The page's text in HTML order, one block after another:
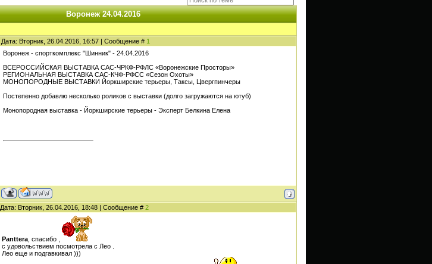
Воронеж 24.04.2016
Дата: Вторник, 26.04.2016, 16:57 | Сообщение # 1
Воронеж - спорткомплекс "Шинник" - 24.04.2016
ВСЕРОССИЙСКАЯ ВЫСТАВКА САС-ЧРКФ-РФЛС «Воронежские Просторы»
РЕГИОНАЛЬНАЯ ВЫСТАВКА САС-КЧФ-РФСС «Сезон Охоты»
МОНОПОРОДНЫЕ ВЫСТАВКИ Йоркширские терьеры, Таксы, Цвергпинчеры
Постепенно добавлю несколько роликов с выставки (долго загружаются на ютуб)
Монопородная выставка - Йоркширские терьеры - Эксперт Белкина Елена
Дата: Вторник, 26.04.2016, 18:48 | Сообщение # 2
Panttera , спасибо ,
с удовольствием посмотрела с Лео .
Лео еще и подгавкивал )))